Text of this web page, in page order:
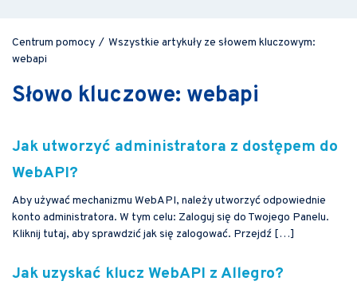
Centrum pomocy / Wszystkie artykuły ze słowem kluczowym:
webapi
Słowo kluczowe: webapi
Jak utworzyć administratora z dostępem do
WebAPI?
Aby używać mechanizmu WebAPI, należy utworzyć odpowiednie
konto administratora. W tym celu: Zaloguj się do Twojego Panelu.
Kliknij tutaj, aby sprawdzić jak się zalogować. Przejdź […]
Jak uzyskać klucz WebAPI z Allegro?